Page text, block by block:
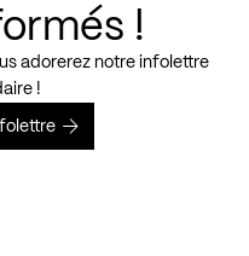
!
adorerez notre infolettre
!